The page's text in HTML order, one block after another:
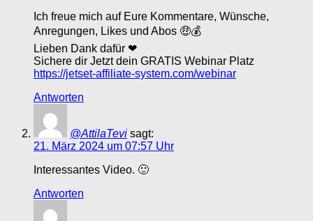
Ich freue mich auf Eure Kommentare, Wünsche,
Anregungen, Likes und Abos 🤑💰
Lieben Dank dafür ❤
Sichere dir Jetzt dein GRATIS Webinar Platz
https://jetset-affiliate-system.com/webinar
Antworten
@AttilaTevi sagt:
21. März 2024 um 07:57 Uhr
Interessantes Video. 🙂
Antworten